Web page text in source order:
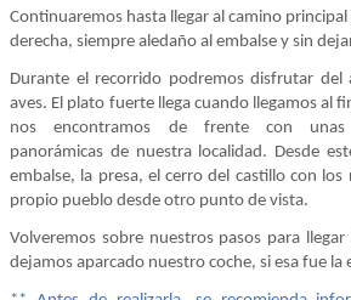
Continuaremos hasta llegar al camino
derecha, siempre aledaño al embalse y sin
Durante el recorrido podremos disfrutar del
aves. El plato fuerte llega cuando llegamos al
nos encontramos de frente con unas
panorámicas de nuestra localidad. Desde
embalse, la presa, el cerro del castillo con los
propio pueblo desde otro punto de vista.
Volveremos sobre nuestros pasos para
dejamos aparcado nuestro coche, si esa fue la